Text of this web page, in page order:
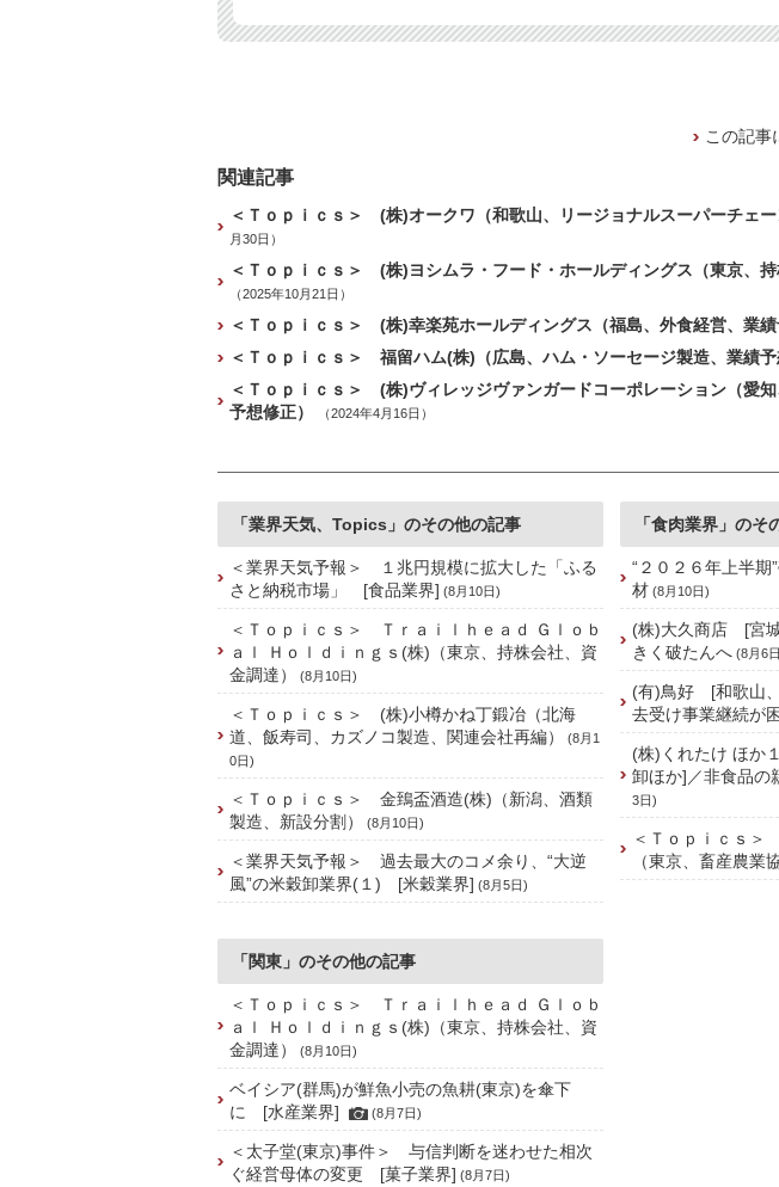
この記事
関連記事
＜Ｔｏｐｉｃｓ＞ (株)オークワ（和歌山、リージョナルスーパーチェー
月30日）
＜Ｔｏｐｉｃｓ＞ (株)ヨシムラ・フード・ホールディングス（東京、持
（2025年10月21日）
＜Ｔｏｐｉｃｓ＞ (株)幸楽苑ホールディングス（福島、外食経営、業績
＜Ｔｏｐｉｃｓ＞ 福留ハム(株)（広島、ハム・ソーセージ製造、業績予
＜Ｔｏｐｉｃｓ＞ (株)ヴィレッジヴァンガードコーポレーション（愛
予想修正）
（2024年4月16日）
「業界天気、Topics」のその他の記事
＜業界天気予報＞ １兆円規模に拡大した「ふる
さと納税市場」 [食品業界] (8月10日)
＜Ｔｏｐｉｃｓ＞ Ｔｒａｉｌｈｅａｄ Ｇｌｏｂ
ａｌ Ｈｏｌｄｉｎｇｓ(株)（東京、持株会社、資
金調達）
(8月10日)
＜Ｔｏｐｉｃｓ＞ (株)小樽かね丁鍛冶（北海
道、飯寿司、カズノコ製造、関連会社再編）
(8月1
0日)
＜Ｔｏｐｉｃｓ＞ 金鵄盃酒造(株)（新潟、酒類
製造、新設分割）
(8月10日)
＜業界天気予報＞ 過去最大のコメ余り、“大逆
風”の米穀卸業界(１) [米穀業界] (8月5日)
「食肉業界」のそ
“２０２６年上半期
材 (8月10日)
(株)大久商店 [宮
きく破たんへ (8月6
(有)鳥好 [和歌山
去受け事業継続が
(株)くれたけ ほか
卸ほか]／非食品の
3日)
＜Ｔｏｐｉｃｓ＞
（東京、畜産農業
「関東」のその他の記事
＜Ｔｏｐｉｃｓ＞ Ｔｒａｉｌｈｅａｄ Ｇｌｏｂ
ａｌ Ｈｏｌｄｉｎｇｓ(株)（東京、持株会社、資
金調達）
(8月10日)
ベイシア(群馬)が鮮魚小売の魚耕(東京)を傘下
に [水産業界]
(8月7日)
＜太子堂(東京)事件＞ 与信判断を迷わせた相次
ぐ経営母体の変更 [菓子業界] (8月7日)